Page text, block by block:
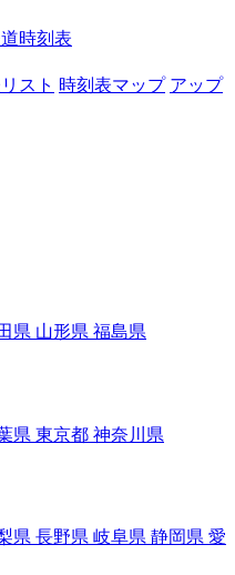
時刻表
スト 時刻表マップ アップ
県 山形県 福島県
県 東京都 神奈川県
県 長野県 岐阜県 静岡県 愛